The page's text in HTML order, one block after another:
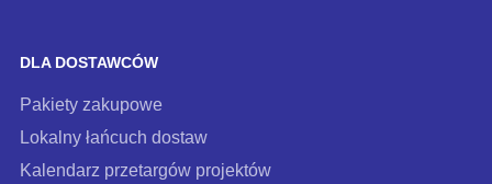
DLA DOSTAWCÓW
Pakiety zakupowe
Lokalny łańcuch dostaw
Kalendarz przetargów projektów